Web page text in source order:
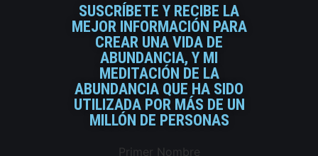
SUSCRÍBETE Y RECIBE LA
MEJOR INFORMACIÓN PARA
CREAR UNA VIDA DE
ABUNDANCIA, Y MI
MEDITACIÓN DE LA
ABUNDANCIA QUE HA SIDO
UTILIZADA POR MÁS DE UN
MILLÓN DE PERSONAS
Primer Nombre